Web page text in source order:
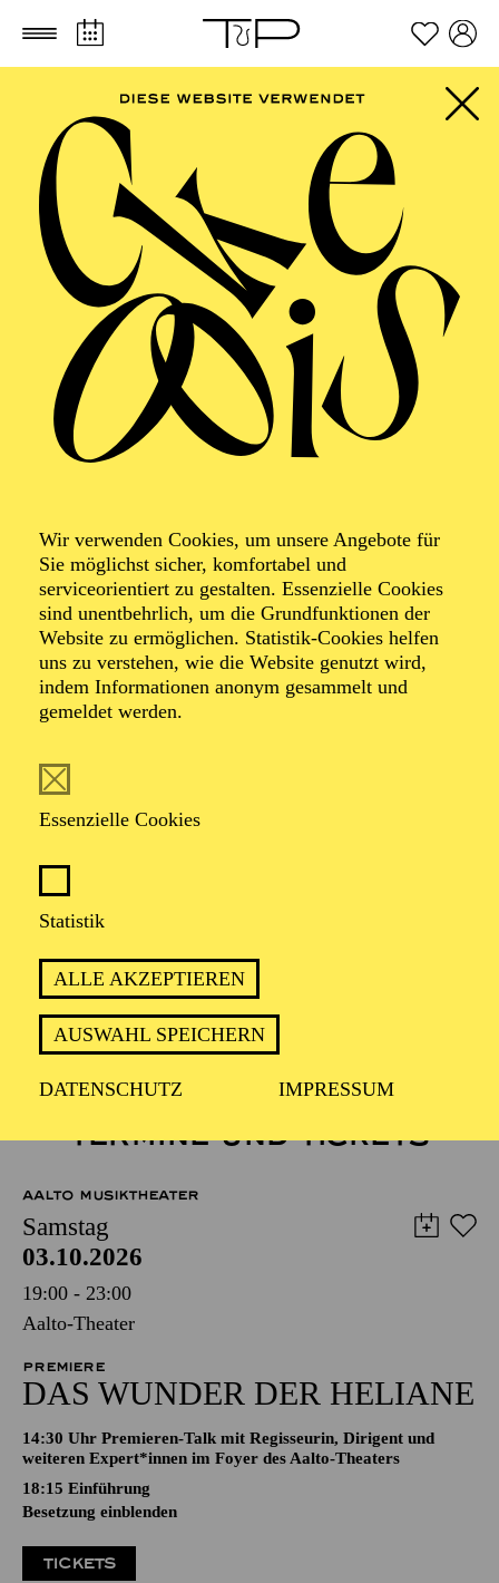
Zum Hauptinhalt springen Zum Footer springen
Wir verwenden Cookies, um unsere Angebote für
Sie möglichst sicher, komfortabel und
serviceorientiert zu gestalten. Essenzielle Cookies
sind unentbehrlich, um die Grundfunktionen der
Website zu ermöglichen. Statistik-Cookies helfen
uns zu verstehen, wie die Website genutzt wird,
indem Informationen anonym gesammelt und
gemeldet werden.
Essenzielle Cookies
Statistik
ALLE AKZEPTIEREN
AUSWAHL SPEICHERN
DATENSCHUTZ IMPRESSUM
Zicong Han
Der chinesische lyrische Tenor Zicong Han kam 2023
nach Deutschland, um seine Gesangskarriere
fortzusetzen, und begann sein Masterstudium Oper an
der Universität der Künste Berlin in der Klasse von
Prof. Joshua Whitener.
Während seines Studiums trat er in zahlreichen
Konzerten auf und wirkte 2024 in einer
Opernproduktion der Universität der Künste Berlin mit.
Zusätzlich sammelte er Bühnenerfahrung als Gast in
Sein Repertoire umfasst vor allem Werke von Mozart
und des Belcanto-Fachs, darunter Partien wie Tamino
Die Zauberflöte) und Don Ottavio (Don Giovanni). Er
arbeitete bereits mit renommierten Künstlern wie dem
Dirigenten Markus Stenz und dem Regisseur Michael
Höppner zusammen. Ab der Spielzeit 2025/2026 ist er
Mitglied des Opernstudios NRW.
4. Richter
DAS WUNDER DER HELIANE
TERMINE UND TICKETS
AALTO MUSIKTHEATER
Samstag
03.10.2026
19:00 - 23:00
Aalto-Theater
PREMIERE
DAS WUNDER DER HELIANE
14:30 Uhr Premieren-Talk mit Regisseurin, Dirigent und
weiteren Expert*innen im Foyer des Aalto-Theaters
18:15 Einführung
Besetzung einblenden
TICKETS